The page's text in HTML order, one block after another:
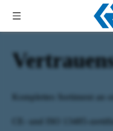
Komplettes Sortiment an
CE- und ISO 13485-